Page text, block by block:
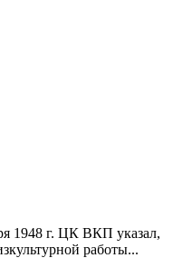
1948 г. ЦК ВКП указал,
работы...